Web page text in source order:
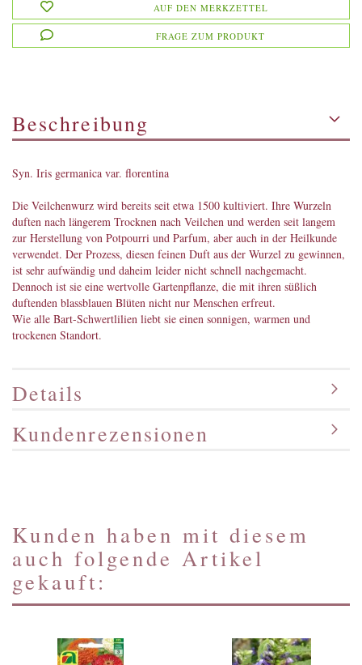
AUF DEN MERKZETTEL
FRAGE ZUM PRODUKT
Beschreibung
Syn. Iris germanica var. florentina
Die Veilchenwurz wird bereits seit etwa 1500 kultiviert. Ihre Wurzeln
duften nach längerem Trocknen nach Veilchen und werden seit langem
zur Herstellung von Potpourri und Parfum, aber auch in der Heilkunde
verwendet. Der Prozess, diesen feinen Duft aus der Wurzel zu gewinnen,
ist sehr aufwändig und daheim leider nicht schnell nachgemacht.
Dennoch ist sie eine wertvolle Gartenpflanze, die mit ihren süßlich
duftenden blassblauen Blüten nicht nur Menschen erfreut.
Wie alle Bart-Schwertlilien liebt sie einen sonnigen, warmen und
trockenen Standort.
Details
Kundenrezensionen
Kunden haben mit diesem
auch folgende Artikel
gekauft: